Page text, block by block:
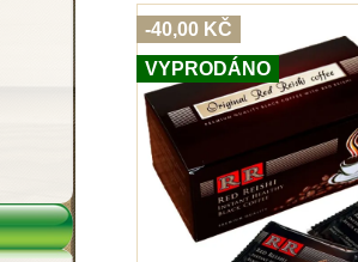
-40,00 KČ
VYPRODÁNO